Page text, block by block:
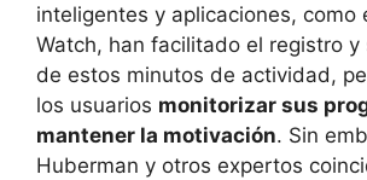
inteligentes y aplicaciones, como
Watch, han facilitado el registro y
de estos minutos de actividad,
los usuarios monitorizar sus
mantener la motivación. Sin
Huberman y otros expertos